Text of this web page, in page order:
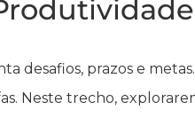
desafios, prazos e
Neste trecho,